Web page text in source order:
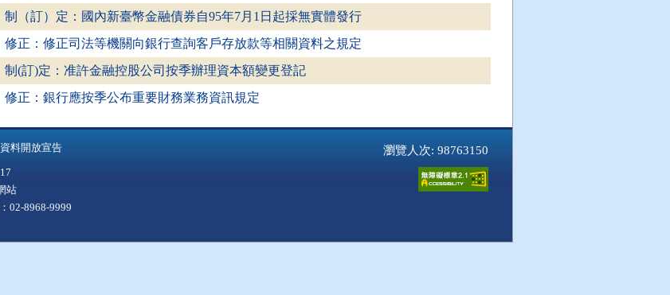
制（訂）定：國內新臺幣金融債券自95年7月1日起採無實體發行
修正：修正司法等機關向銀行查詢客戶存放款等相關資料之規定
制(訂)定：准許金融控股公司按季辦理資本額變更登記
修正：銀行應按季公布重要財務業務資訊規定
料開放宣告 瀏覽人次: 98763150
站
02-8968-9999